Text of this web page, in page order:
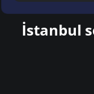
İstanbul